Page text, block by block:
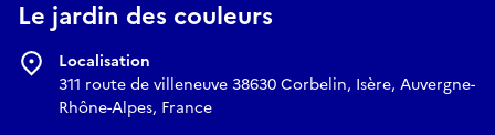
Le jardin des couleurs
Localisation
311 route de villeneuve 38630 Corbelin, Isère, Auvergne-
Rhône-Alpes, France